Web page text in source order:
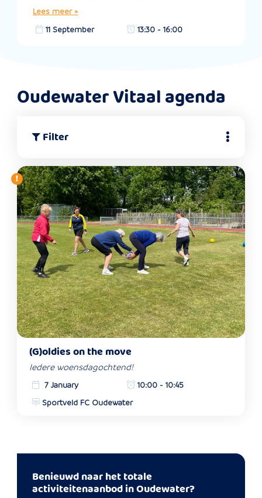
op de Vita
Lees meer »
11 September
13:30 - 16:00
Oudewater Vitaal agenda
Filter
(G)oldies on the move
Iedere woensdagochtend!
7 January
10:00 - 10:45
Sportveld FC Oudewater
Benieuwd naar het totale
activiteitenaanbod in Oudewater?